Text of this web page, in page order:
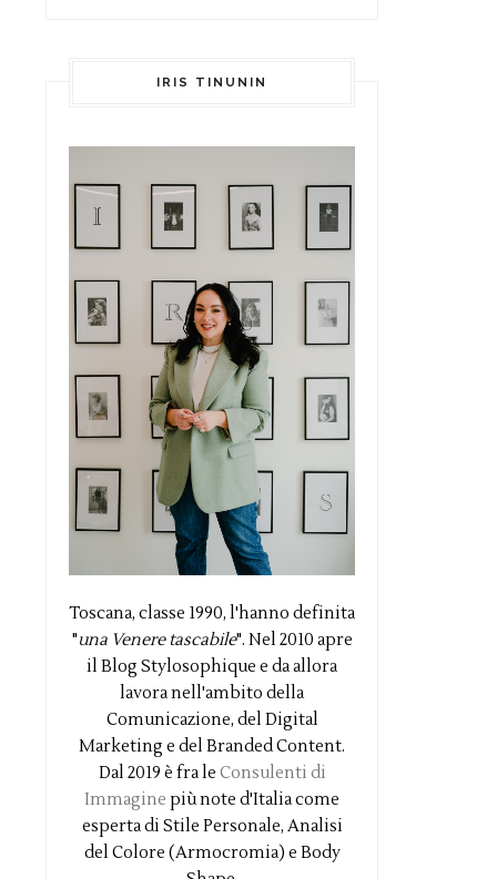
IRIS TINUNIN
Toscana, classe 1990, l'hanno definita
"una Venere tascabile". Nel 2010 apre
il Blog Stylosophique e da allora
lavora nell'ambito della
Comunicazione, del Digital
Marketing e del Branded Content.
Dal 2019 è fra le Consulenti di
Immagine più note d'Italia come
esperta di Stile Personale, Analisi
del Colore (Armocromia) e Body